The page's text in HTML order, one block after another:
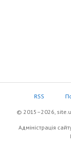
RSS
© 2015–2026,
Адміністрація